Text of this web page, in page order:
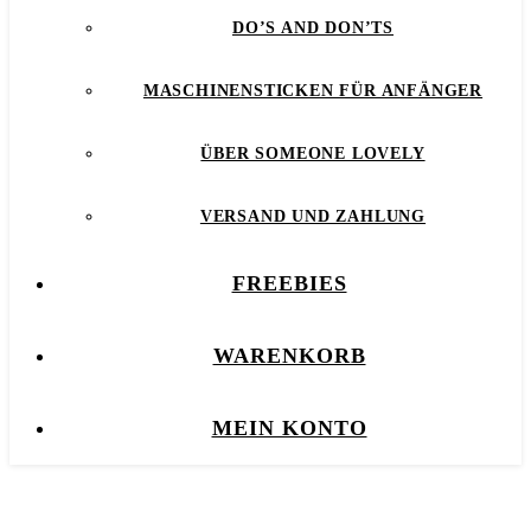
DO’S AND DON’TS
MASCHINENSTICKEN FÜR ANFÄNGER
ÜBER SOMEONE LOVELY
VERSAND UND ZAHLUNG
FREEBIES
WARENKORB
MEIN KONTO